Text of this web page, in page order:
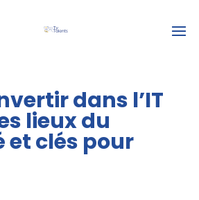
dans l’IT
lieux du
et clés pour